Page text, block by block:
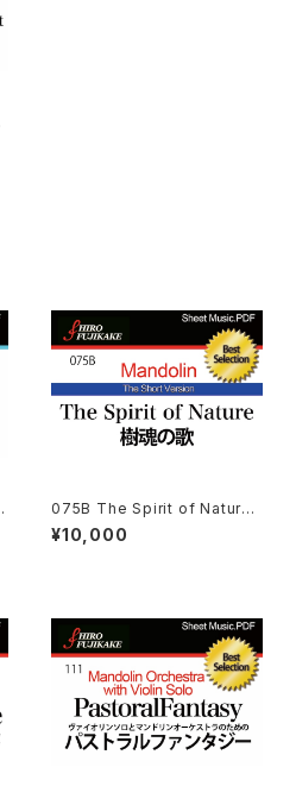
075B The Spirit of Nature
(Shot Ver.) (樹魂の歌·１０分★
短縮版)
¥10,000